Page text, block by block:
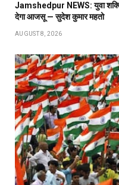
Jamshedpur NEWS: युवा
देगा आजसू — सुदेश कुमार महतो
AUGUST 8, 2026